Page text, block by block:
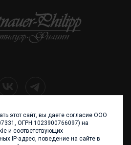
(4012) 960 898
Калининград,
аллея, 47
этот сайт, вы даете согласие ООО
ОГРН 1023900766097) на
и соответствующих
IP-адрес, поведение на сайте в